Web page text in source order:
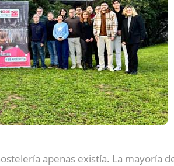
apenas existía. La mayoría